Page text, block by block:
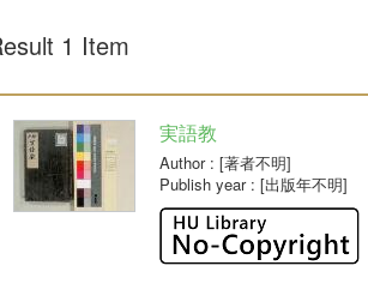
1 Item
実語教
Author: [著者不明]
Publish year: [出版年不明]